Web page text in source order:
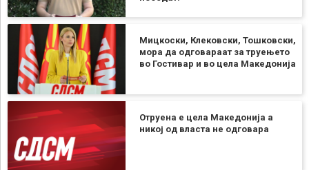
Мицкоски, Клековски, Тошковски,
мора да одговараат за труењето
во Гостивар и во цела Македонија
Отруена е цела Македонија а
никој од власта не одговара